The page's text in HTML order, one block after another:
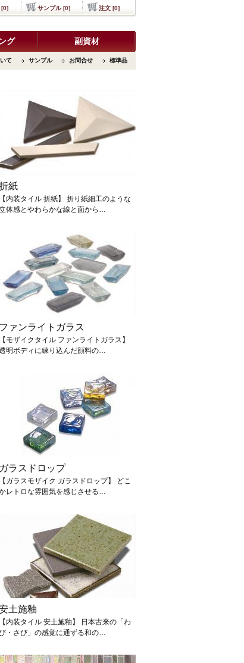
グ 副資材
て サンプル お問合せ 標準品
[0] サンプル [0] 注文 [0]
紙
【内装タイル 折紙】 折り紙細工のような
体感とやわらかな線と面から…
ファンライトガラス
【モザイクタイル ファンライトガラス】
明ボディに練り込んだ顔料の…
ガラスドロップ
【ガラスモザイク ガラスドロップ】 どこ
レトロな雰囲気を感じさせる…
土施釉
【内装タイル 安土施釉】 日本古来の「わ
・さび」の感覚に通ずる和の…